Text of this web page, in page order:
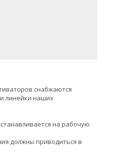
снабжаются
линейки наших
на рабочую
должны приводиться в